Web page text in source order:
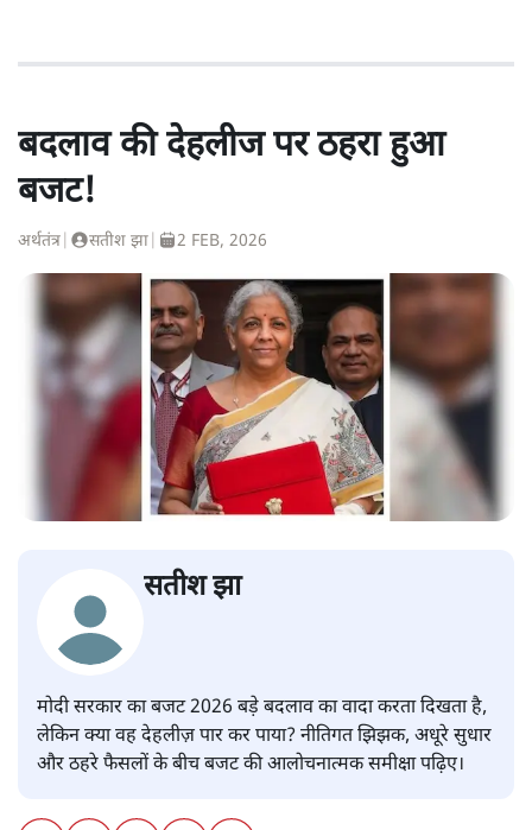
बदलाव की देहलीज पर ठहरा हुआ
बजट!
अर्थतंत्र सतीश झा 2 FEB, 2026
सतीश झा
मोदी सरकार का बजट 2026 बड़े बदलाव का वादा करता दिखता है,
लेकिन क्या वह देहलीज़ पार कर पाया? नीतिगत झिझक, अधूरे सुधार
और ठहरे फैसलों के बीच बजट की आलोचनात्मक समीक्षा पढ़िए।